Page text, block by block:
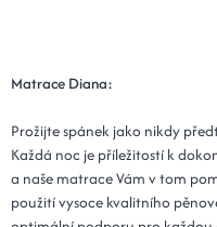
Matrace Diana:
Prožijte spánek jako nikdy
Každá noc je příležitostí k
a naše matrace Vám v tom
použití vysoce kvalitního